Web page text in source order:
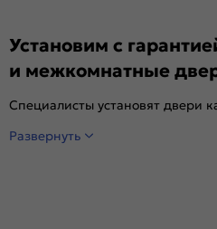
Установим с
и межкомнатные
Специалисты установят двери
Развернуть